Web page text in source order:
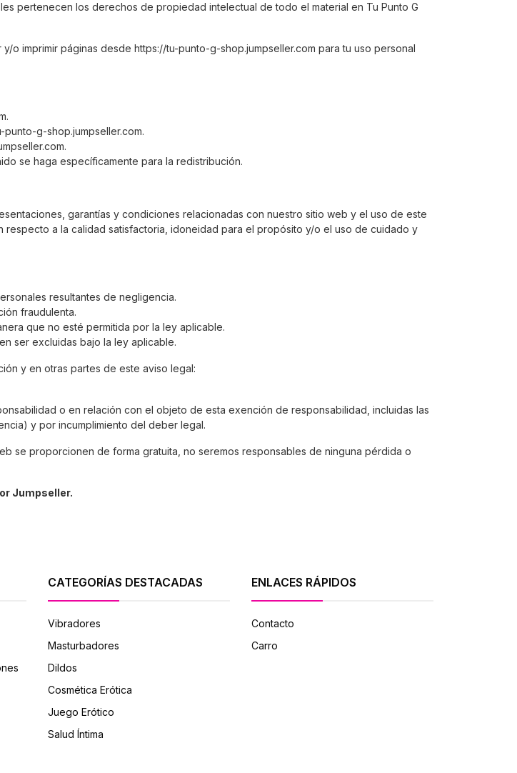
pertenecen los derechos de propiedad intelectual de todo el material en Tu Punto G
imprimir páginas desde https://tu-punto-g-shop.jumpseller.com para tu uso personal
g-shop.jumpseller.com.
se haga específicamente para la redistribución.
garantías y condiciones relacionadas con nuestro sitio web y el uso de este
a la calidad satisfactoria, idoneidad para el propósito y/o el uso de cuidado y
resultantes de negligencia.
fraudulenta.
que no esté permitida por la ley aplicable.
ser excluidas bajo la ley aplicable.
y en otras partes de este aviso legal:
o en relación con el objeto de esta exención de responsabilidad, incluidas las
y por incumplimiento del deber legal.
se proporcionen de forma gratuita, no seremos responsables de ninguna pérdida o
Jumpseller.
CATEGORÍAS DESTACADAS
Vibradores
Masturbadores
Dildos
Cosmética Erótica
Juego Erótico
Salud Íntima
ENLACES RÁPIDOS
Contacto
Carro